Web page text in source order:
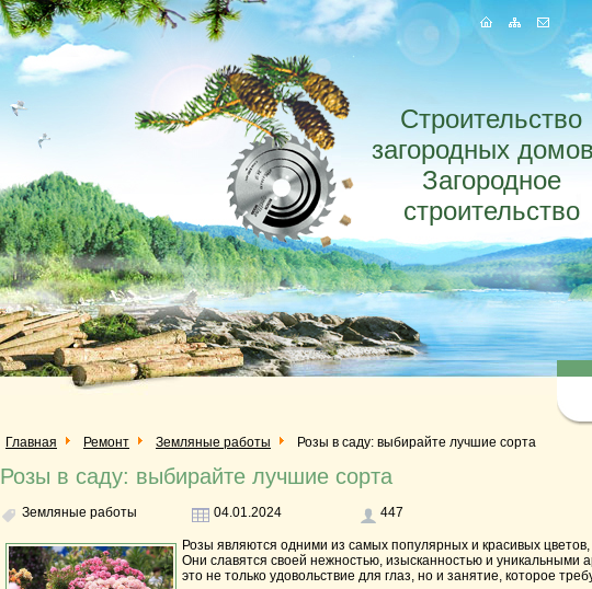
Строительство
загородных
Загородное
строительство
Главная Ремонт Земляные работы Розы в саду: выбирайте лучшие сорта
Розы в саду: выбирайте лучшие сорта
Земляные работы 04.01.2024 447
Розы являются одними из самых популярных и красивых
Они славятся своей нежностью, изысканностью и
это не только удовольствие для глаз, но и занятие, которое